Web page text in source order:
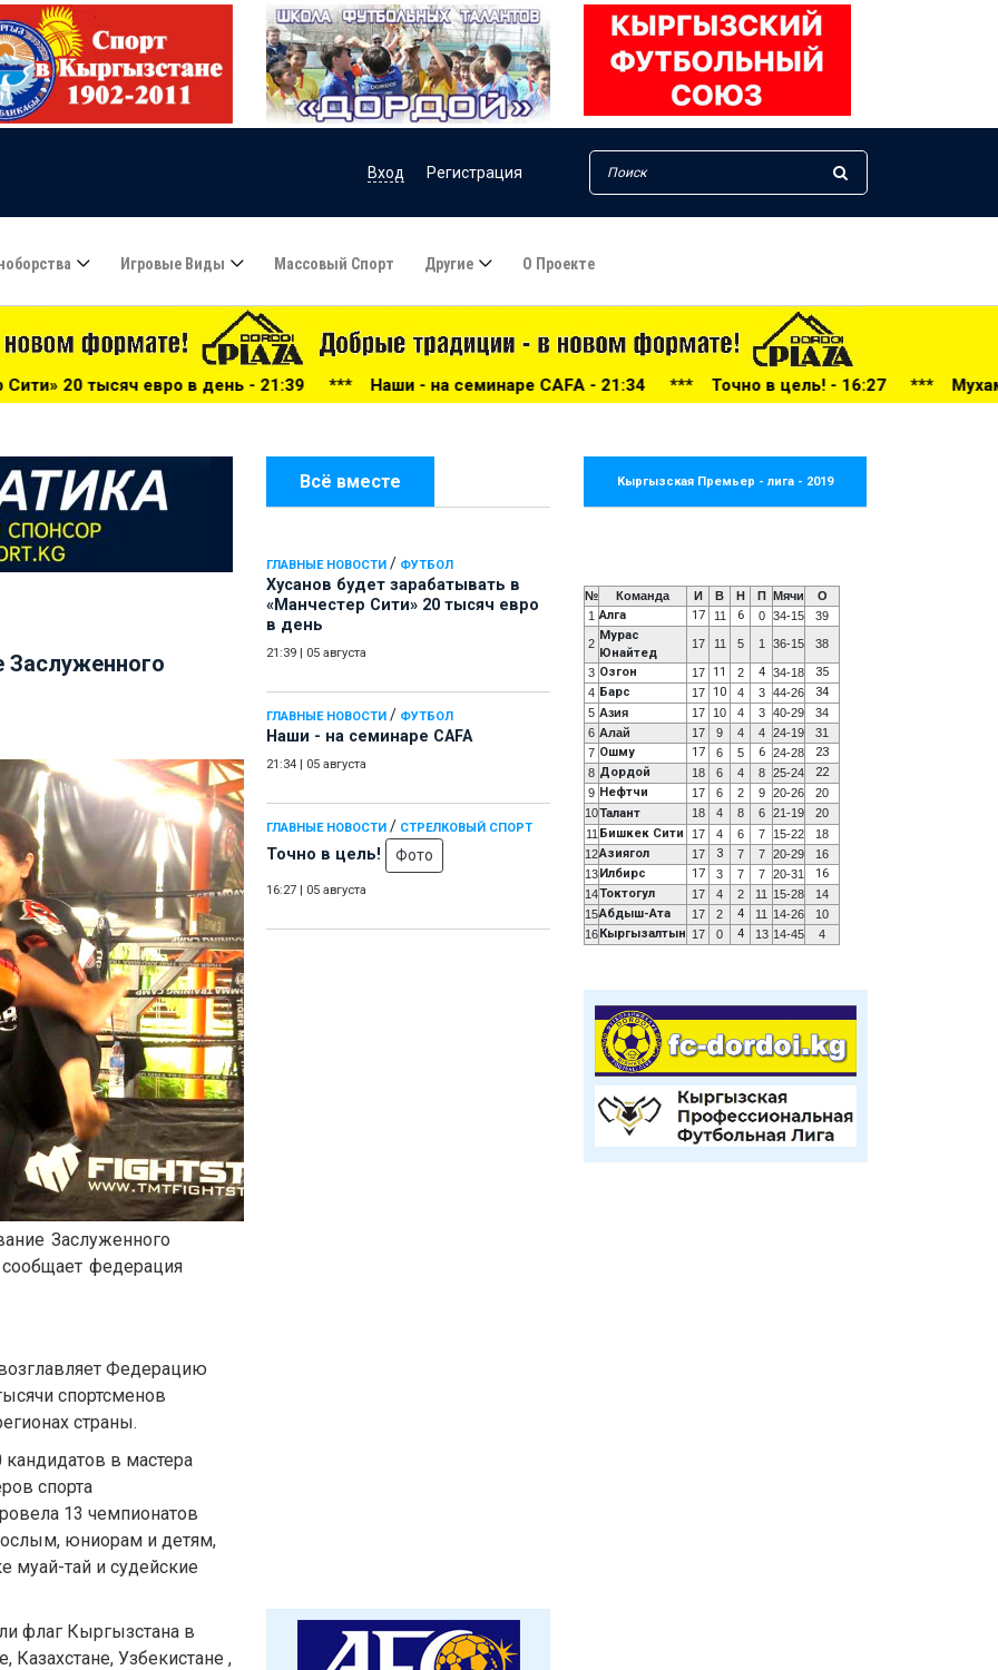
Вход Регистрация
Игровые Виды Массовый Спорт Другие О Проекте
- 21:39 ***Наши - на семинаре СAFA - 21:34 ***Точно в цель! - 16:27 ***Мухаммедали Ырысдолотов -
Всё вместе
ГЛАВНЫЕ НОВОСТИ / ФУТБОЛ
Хусанов будет зарабатывать в
«Манчестер Сити» 20 тысяч евро
в день
21:39 05 августа
ГЛАВНЫЕ НОВОСТИ / ФУТБОЛ
Наши - на семинаре СAFA
21:34 05 августа
ГЛАВНЫЕ НОВОСТИ / СТРЕЛКОВЫЙ СПОРТ
Точно в цель! Фото
16:27 05 августа
Заслуженного
Заслуженного
федерация
Федерацию
спортсменов
страны.
в мастера
спорта
13 чемпионатов
юниорам и детям,
муай-тай и судейские
флаг Кыргызстана в
Казахстане, Узбекистане ,
Кыргызская Премьер - лига - 2019
№ Команда И В Н П Мячи
О
1 Алга 17 11 6 0 34-15 39
2
Мурас
Юнайтед
17 11 5 1 36-15 38
3 Озгон 17 11 2 4 34-18 35
4 Барс 17 10 4 3 44-26 34
5 Азия 17 10 4 3 40-29
34
6 Алай 17 9 4 4 24-19
31
7 Ошму 17 6 5 6 24-28 23
8 Дордой 18 6 4 8 25-24 22
9 Нефтчи 17 6 2 9 20-26
20
10Талант 18 4 8 6 21-19
20
11 Бишкек Сити 17 4 6 7 15-22
18
12Азиягол 17 3 7 7 20-29
16
13 Илбирс 17 3 7 7 20-31 16
14Токтогул 17 4 2 11 15-28
14
15Абдыш-Ата 17 2 4 11 14-26
10
16 Кыргызалтын 17 0 4 13 14-45 4